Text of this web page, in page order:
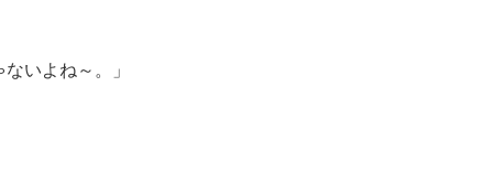
いよね～。」